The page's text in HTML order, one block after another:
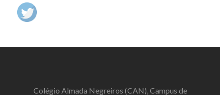
Colégio Almada Negreiros (CAN), Campus de